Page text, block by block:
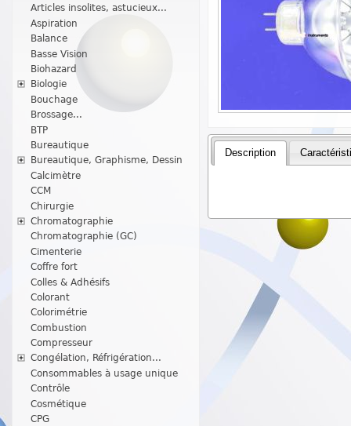
Articles insolites, astucieux...
Aspiration
Balance
Basse Vision
Biohazard
Biologie
Bouchage
Brossage...
BTP
Bureautique
Bureautique, Graphisme, Dessin
Calcimètre
CCM
Chirurgie
Chromatographie
Chromatographie (GC)
Cimenterie
Coffre fort
Colles & Adhésifs
Colorant
Colorimétrie
Combustion
Compresseur
Congélation, Réfrigération...
Consommables à usage unique
Contrôle
Cosmétique
CPG
Description